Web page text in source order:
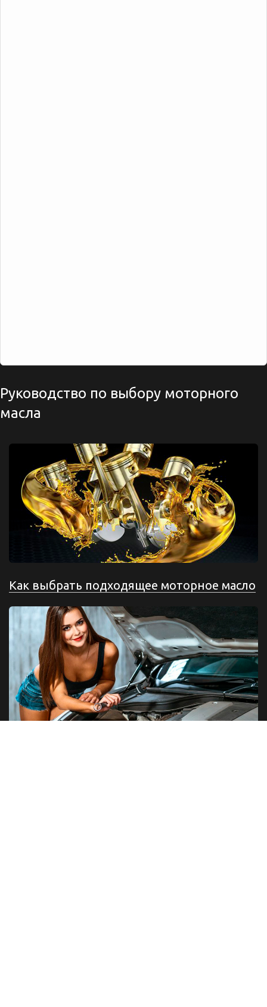
Руководство по выбору моторного
масла
Как выбрать подходящее моторное масло